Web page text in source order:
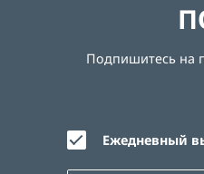
Подпишитесь на
Ежедневный